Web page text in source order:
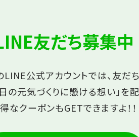
友だち募集中
公式アカウントでは、友だ
の元気づくりに懸ける想い」を
なクーポンもGETできますよ！！